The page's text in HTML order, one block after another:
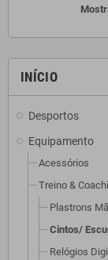
INÍCIO
Desportos
Equipamento
Acessórios
Treino &
Plastrons
Cintos/
Relógios